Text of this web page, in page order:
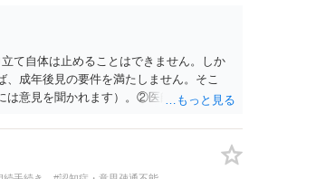
て自体は止めることはできません。しか
成年後見の要件を満たしません。そこ
は意見を聞かれます）。②医師に父親の精